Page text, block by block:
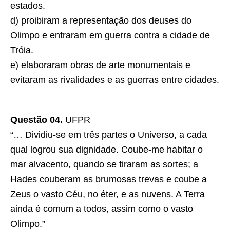
estados.
d) proibiram a representação dos deuses do
Olimpo e entraram em guerra contra a cidade de
Tróia.
e) elaboraram obras de arte monumentais e
evitaram as rivalidades e as guerras entre cidades.
Questão 04. UFPR
“… Dividiu-se em três partes o Universo, a cada
qual logrou sua dignidade. Coube-me habitar o
mar alvacento, quando se tiraram as sortes; a
Hades couberam as brumosas trevas e coube a
Zeus o vasto Céu, no éter, e as nuvens. A Terra
ainda é comum a todos, assim como o vasto
Olimpo.”